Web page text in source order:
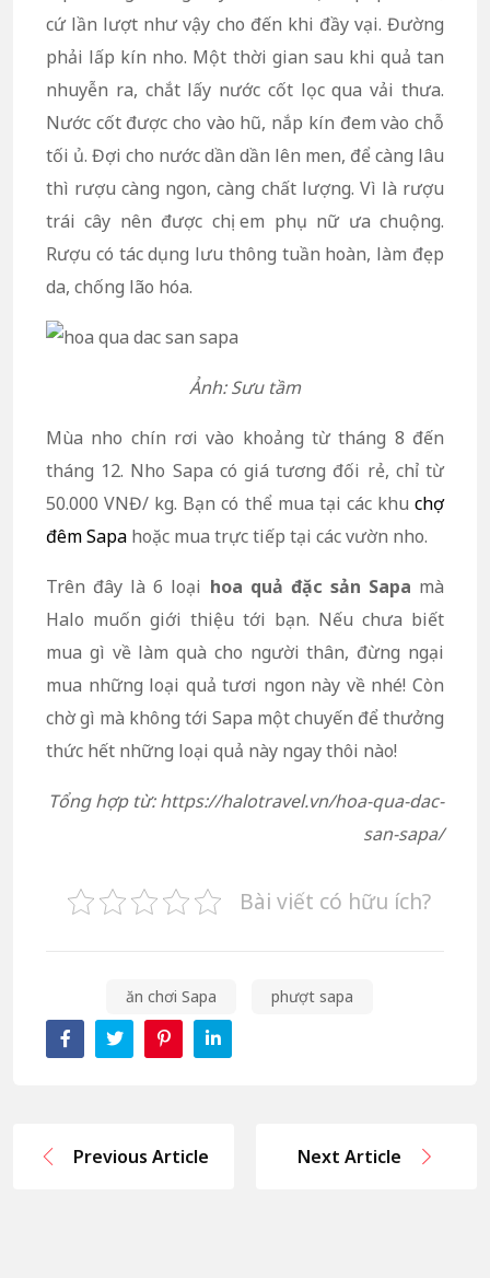
cứ lần lượt như vậy cho đến khi đầy vại. Đường
phải lấp kín nho. Một thời gian sau khi quả tan
nhuyễn ra, chắt lấy nước cốt lọc qua vải thưa.
Nước cốt được cho vào hũ, nắp kín đem vào chỗ
tối ủ. Đợi cho nước dần dần lên men, để càng lâu
thì rượu càng ngon, càng chất lượng. Vì là rượu
trái cây nên được chị em phụ nữ ưa chuộng.
Rượu có tác dụng lưu thông tuần hoàn, làm đẹp
da, chống lão hóa.
Ảnh: Sưu tầm
Mùa nho chín rơi vào khoảng từ tháng 8 đến
tháng 12. Nho Sapa có giá tương đối rẻ, chỉ từ
50.000 VNĐ/ kg. Bạn có thể mua tại các khu chợ
đêm Sapa hoặc mua trực tiếp tại các vườn nho.
Trên đây là 6 loại hoa quả đặc sản Sapa mà
Halo muốn giới thiệu tới bạn. Nếu chưa biết
mua gì về làm quà cho người thân, đừng ngại
mua những loại quả tươi ngon này về nhé! Còn
chờ gì mà không tới Sapa một chuyến để thưởng
thức hết những loại quả này ngay thôi nào!
Tổng hợp từ: https://halotravel.vn/hoa-qua-dac-
san-sapa/
Bài viết có hữu ích?
ăn chơi Sapa phượt sapa
Previous Article Next Article